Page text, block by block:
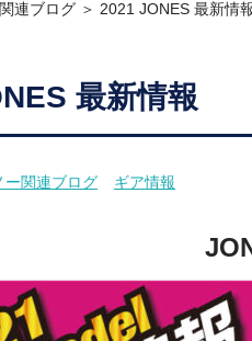
連ブログ ＞ 2021 JONES 最新情
最新情報
ー関連ブログ ギア情報